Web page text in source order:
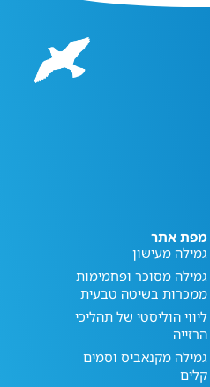
מפת אתר
גמילה מעישון
גמילה מסוכר ופחמימות
ממכרות בשיטה טבעית
ליווי הוליסטי של תהליכי
הרזייה
גמילה מקנאביס וסמים
קלים